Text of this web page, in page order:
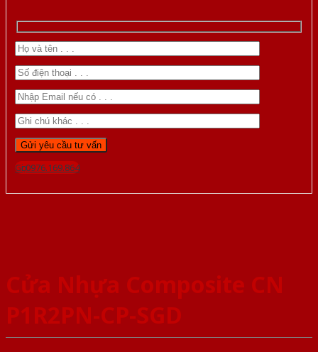
Gọi 0976.169.864
Cửa Nhựa Composite CN
P1R2PN-CP-SGD